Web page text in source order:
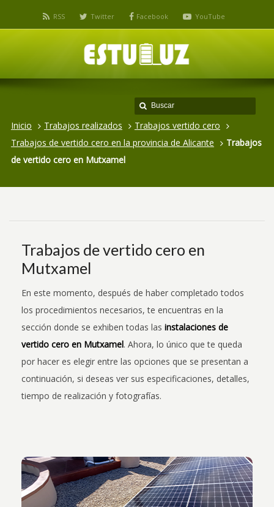
RSS Twitter Facebook YouTube
Inicio Trabajos realizados
Trabajos vertido cero
Trabajos de vertido cero en la provincia de Alicante
Trabajos
de vertido cero en Mutxamel
Trabajos de vertido cero en
Mutxamel
En este momento, después de haber completado todos
los procedimientos necesarios, te encuentras en la
sección donde se exhiben todas lasinstalaciones de
vertido cero en Mutxamel. Ahora, lo único que te queda
por hacer es elegir entre las opciones que se presentan a
continuación, si deseas ver sus especificaciones, detalles,
tiempo de realización y fotografías.